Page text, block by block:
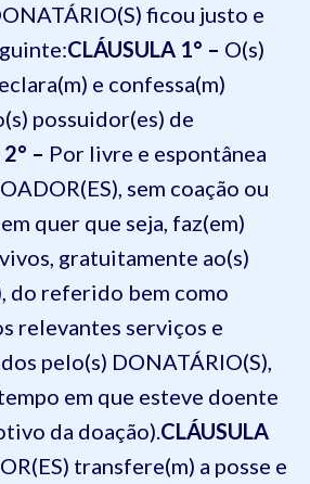
ficou justo e
CLÁUSULA 1° – O(s)
e confessa(m)
possuidor(es) de
2° – Por livre e espontânea
sem coação ou
quer que seja, faz(em)
vivos, gratuitamente ao(s)
do referido bem como
relevantes serviços e
pelo(s) DONATÁRIO(S),
em que esteve doente
da doação).CLÁUSULA
transfere(m) a posse e